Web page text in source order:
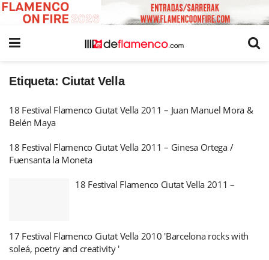
Etiqueta: Ciutat Vella
18 Festival Flamenco Ciutat Vella 2011 – Juan Manuel Mora &
Belén Maya
18 Festival Flamenco Ciutat Vella 2011 – Ginesa Ortega /
Fuensanta la Moneta
18 Festival Flamenco Ciutat Vella 2011 –
17 Festival Flamenco Ciutat Vella 2010 'Barcelona rocks with
soleá, poetry and creativity '